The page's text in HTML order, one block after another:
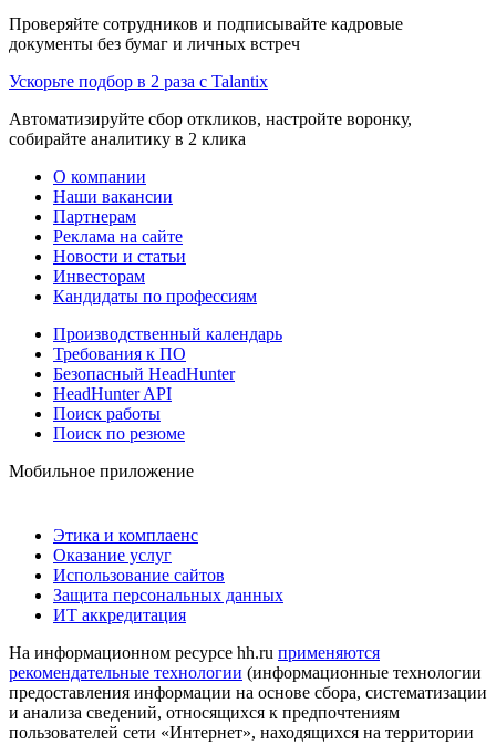
Проверяйте сотрудников и подписывайте кадровые
документы без бумаг и личных встреч
Ускорьте подбор в 2 раза с Talantix
Автоматизируйте сбор откликов, настройте воронку,
собирайте аналитику в 2 клика
О компании
Наши вакансии
Партнерам
Реклама на сайте
Новости и статьи
Инвесторам
Кандидаты по профессиям
Производственный календарь
Требования к ПО
Безопасный HeadHunter
HeadHunter API
Поиск работы
Поиск по резюме
Мобильное приложение
Этика и комплаенс
Оказание услуг
Использование сайтов
Защита персональных данных
ИТ аккредитация
На информационном ресурсе hh.ru применяются
рекомендательные технологии (информационные технологии
предоставления информации на основе сбора, систематизации
и анализа сведений, относящихся к предпочтениям
пользователей сети «Интернет», находящихся на территории